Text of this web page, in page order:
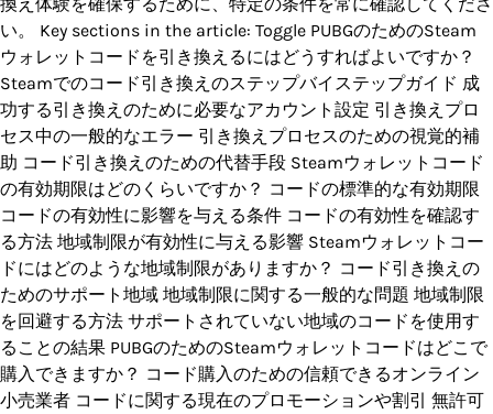
換え体験を確保するために、特定の条件を常に確認してくださ
い。 Key sections in the article: Toggle PUBGのためのSteam
ウォレットコードを引き換えるにはどうすればよいですか？
Steamでのコード引き換えのステップバイステップガイド 成
功する引き換えのために必要なアカウント設定 引き換えプロ
セス中の一般的なエラー 引き換えプロセスのための視覚的補
助 コード引き換えのための代替手段 Steamウォレットコード
の有効期限はどのくらいですか？ コードの標準的な有効期限
コードの有効性に影響を与える条件 コードの有効性を確認す
る方法 地域制限が有効性に与える影響 Steamウォレットコー
ドにはどのような地域制限がありますか？ コード引き換えの
ためのサポート地域 地域制限に関する一般的な問題 地域制限
を回避する方法 サポートされていない地域のコードを使用す
ることの結果 PUBGのためのSteamウォレットコードはどこで
購入できますか？ コード購入のための信頼できるオンライン
小売業者 コードに関する現在のプロモーションや割引 無許可